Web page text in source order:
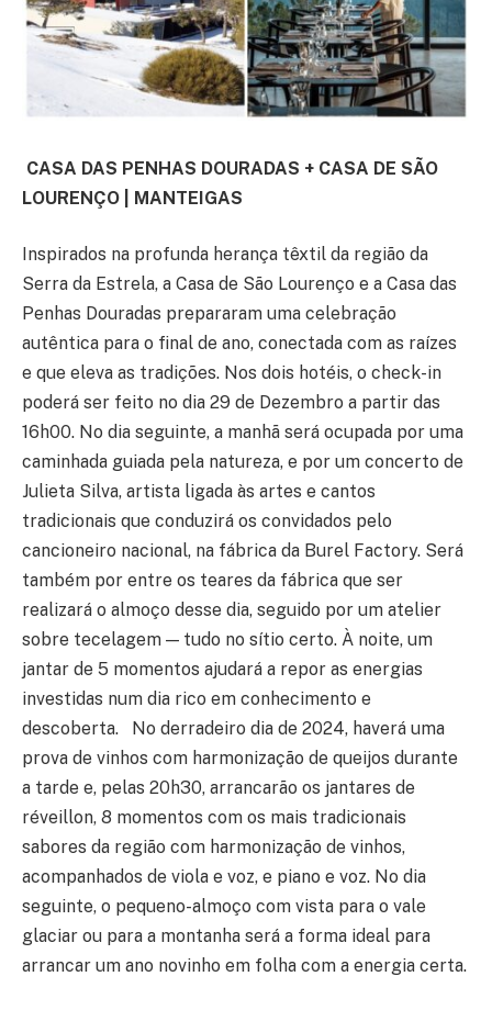
CASA DAS PENHAS DOURADAS + CASA DE SÃO
LOURENÇO | MANTEIGAS
Inspirados na profunda herança têxtil da região da
Serra da Estrela, a Casa de São Lourenço e a Casa das
Penhas Douradas prepararam uma celebração
autêntica para o final de ano, conectada com as raízes
e que eleva as tradições. Nos dois hotéis, o check-in
poderá ser feito no dia 29 de Dezembro a partir das
16h00. No dia seguinte, a manhã será ocupada por uma
caminhada guiada pela natureza, e por um concerto de
Julieta Silva, artista ligada às artes e cantos
tradicionais que conduzirá os convidados pelo
cancioneiro nacional, na fábrica da Burel Factory. Será
também por entre os teares da fábrica que ser
realizará o almoço desse dia, seguido por um atelier
sobre tecelagem — tudo no sítio certo. À noite, um
jantar de 5 momentos ajudará a repor as energias
investidas num dia rico em conhecimento e
descoberta. No derradeiro dia de 2024, haverá uma
prova de vinhos com harmonização de queijos durante
a tarde e, pelas 20h30, arrancarão os jantares de
réveillon, 8 momentos com os mais tradicionais
sabores da região com harmonização de vinhos,
acompanhados de viola e voz, e piano e voz. No dia
seguinte, o pequeno-almoço com vista para o vale
glaciar ou para a montanha será a forma ideal para
arrancar um ano novinho em folha com a energia certa.